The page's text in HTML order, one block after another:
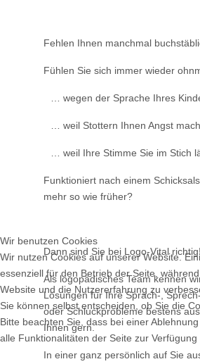
Fehlen Ihnen manchmal
Fühlen Sie sich immer wieder
… wegen der Sprache Ihres
… weil Stottern Ihnen Angst
… weil Ihre Stimme Sie im Stich
Funktioniert nach einem
mehr so wie früher?
Dann sind Sie bei Logo-Vital richtig!
Als logopädisches Team kennen
Lösungen für Ihre Sprach-,
oder Schluckprobleme bestens
Ihnen gern.
In einer ganz persönlich auf Sie
Wir benutzen Cookies
Wir nutzen Cookies auf unserer Website.
essenziell für den Betrieb der Seite,
Website und die Nutzererfahrung zu
Sie können selbst entscheiden, ob Sie die
Bitte beachten Sie, dass bei einer
alle Funktionalitäten der Seite zur Verfügung